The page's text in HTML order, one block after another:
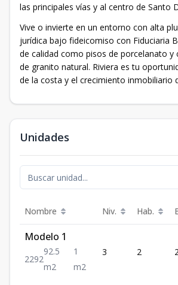
las principales vías y al centro de Santo
Vive o invierte en un entorno con alta
jurídica bajo fideicomiso con Fiduciaria
de calidad como pisos de porcelanato y
de granito natural. Riviera es tu
de la costa y el crecimiento inmobiliario
Unidades
Nombre Niv. Hab.
Modelo 1
2292
92.5
m2
1
m2
3 2